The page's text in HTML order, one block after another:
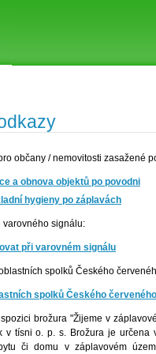
občany / nemovitosti zasažené
a obnova objektů po povodni
hygieny po záplavách
varovného signálu:
při varovném signálu
spolků Českého
spolků Českého
brožura "Žijeme v
v tísni o. p. s. Brožura je určena
či domu v záplavovém